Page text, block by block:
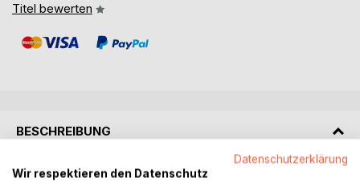
Titel bewerten
BESCHREIBUNG
Wer ist Roberto?
Datenschutzerklärung
Wir respektieren den Datenschutz